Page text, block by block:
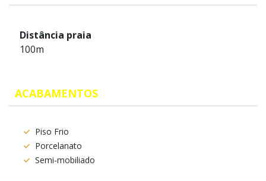
Distância praia
100m
ACABAMENTOS
Piso Frio
Porcelanato
Semi-mobiliado